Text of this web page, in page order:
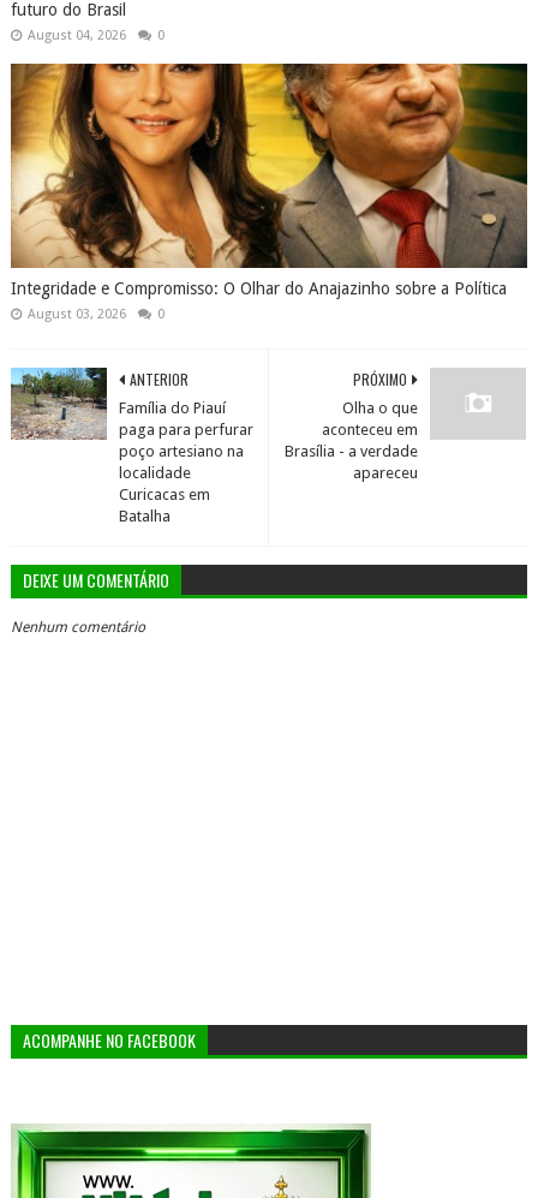
futuro do Brasil
August 04, 2026 0
Integridade e Compromisso: O Olhar do Anajazinho sobre a Política
August 03, 2026 0
PRÓXIMO
Olha o que
aconteceu em
Brasília - a verdade
apareceu
ANTERIOR
Família do Piauí
paga para perfurar
poço artesiano na
localidade
Curicacas em
Batalha
DEIXE UM COMENTÁRIO
Nenhum comentário
ACOMPANHE NO FACEBOOK